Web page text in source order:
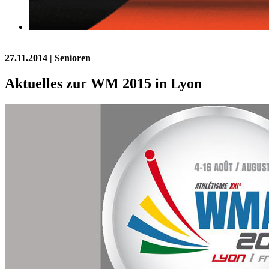
27.11.2014 | Senioren
Aktuelles zur WM 2015 in Lyon